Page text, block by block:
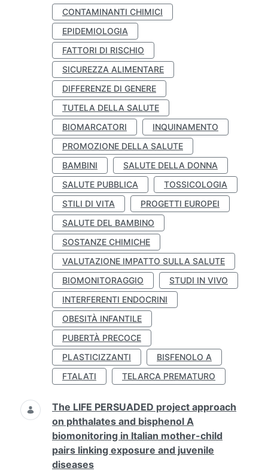
CONTAMINANTI CHIMICI
EPIDEMIOLOGIA
FATTORI DI RISCHIO
SICUREZZA ALIMENTARE
DIFFERENZE DI GENERE
TUTELA DELLA SALUTE
BIOMARCATORI
INQUINAMENTO
PROMOZIONE DELLA SALUTE
BAMBINI
SALUTE DELLA DONNA
SALUTE PUBBLICA
TOSSICOLOGIA
STILI DI VITA
PROGETTI EUROPEI
SALUTE DEL BAMBINO
SOSTANZE CHIMICHE
VALUTAZIONE IMPATTO SULLA SALUTE
BIOMONITORAGGIO
STUDI IN VIVO
INTERFERENTI ENDOCRINI
OBESITÀ INFANTILE
PUBERTÀ PRECOCE
PLASTICIZZANTI
BISFENOLO A
FTALATI
TELARCA PREMATURO
The LIFE PERSUADED project approach
on phthalates and bisphenol A
biomonitoring in Italian mother-child
pairs linking exposure and juvenile
diseases